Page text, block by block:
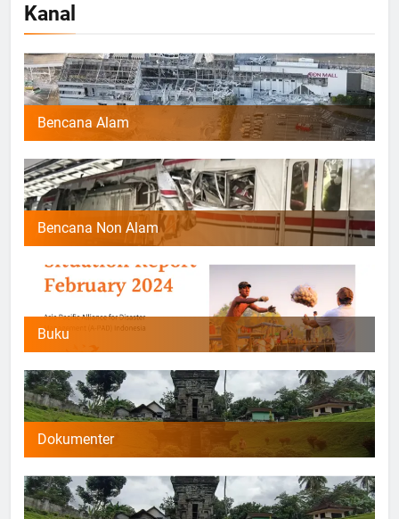
Kanal
Bencana Alam
Bencana Non Alam
Buku
Dokumenter